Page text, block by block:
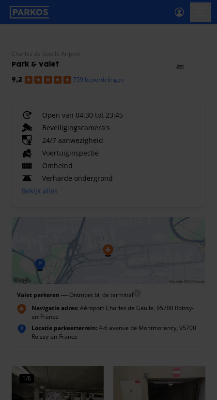
label-voor-primaire-navigatie
Charles de Gaulle Airport
Park & Valet
9,2 759 beoordelingen
Open van 04:30 tot 23:45
Beveiligingscamera's
24/7 aanwezigheid
Voertuiginspectie
Omheind
Verharde ondergrond
Bekijk alles
Valet parkeren — Ontmoet bij de terminal
Navigatie adres:Aéroport Charles de Gaulle, 95700 Roissy-
en-France
P Locatie parkeerterrein:4-6 avenue de Montmorency, 95700
Roissy-en-France
1/6